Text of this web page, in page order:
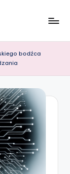
bodźca